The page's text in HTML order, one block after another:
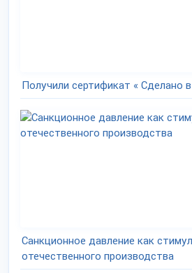
Получили сертификат « Сделано
Санкционное давление как
отечественного производства